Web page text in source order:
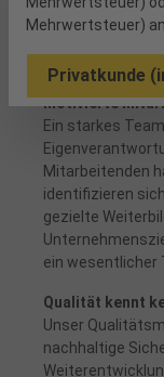
Qualität. Wir
Kompetenz und
Motivierte
Ein starkes
Mitarbeitenden
identifizieren
gezielte
ein wesentlicher
Qualität kennt
Unser
nachhaltige
Mehrwertsteuer)
Privatkunde